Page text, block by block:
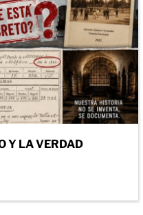
Y LA VERDAD